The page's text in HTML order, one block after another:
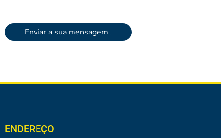
ENDEREÇO